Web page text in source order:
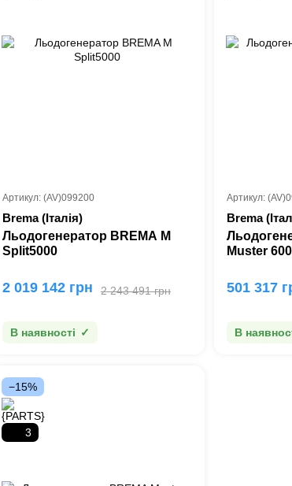
Артикул: (AV)099200
Brema (Італія)
Льодогенератор BREMA M
Split5000
2 243 491 грн
2 019 142 грн
В наявності
Артикул:
Brema
Muster
501 317
В
−15%
3